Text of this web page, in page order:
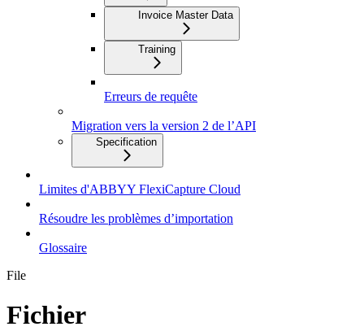
Invoice Master Data
Training
Erreurs de requête
Migration vers la version 2 de l’API
Specification
Limites d'ABBYY FlexiCapture Cloud
Résoudre les problèmes d’importation
Glossaire
File
Fichier